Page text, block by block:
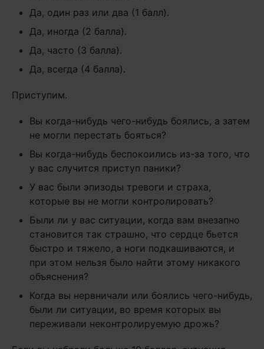
Да, один раз или два (1 балл).
Да, иногда (2 балла).
Да, часто (3 балла).
Да, всегда (4 балла).
Приступим.
Вы когда-нибудь чего-нибудь боялись, а затем
не могли перестать бояться?
Вы когда-нибудь беспокоились из-за того, что
у вас случится приступ паники?
У вас были эпизоды тревоги и страха,
которые вы не могли контролировать?
Были ли у вас ситуации, когда вам внезапно
становится так страшно, что сердце бьется
быстро и тяжело, а ноги подкашиваются, и
при этом нельзя было найти этому никакого
объяснения?
Когда вы нервничали или боялись чего-нибудь,
были ли ситуации, во время которых вы
переживали неконтролируемую дрожь?